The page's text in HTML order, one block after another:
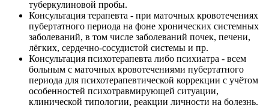
туберкулиновой пробы.
Консультация терапевта - при маточных кровотечениях
пубертатного периода на фоне хронических системных
заболеваний, в том числе заболеваний почек, печени,
лёгких, сердечно-сосудистой системы и пр.
Консультация психотерапевта либо психиатра - всем
больным с маточных кровотечениями пубертатного
периода для психотерапевтической коррекции с учётом
особенностей психотравмирующей ситуации,
клинической типологии, реакции личности на болезнь.